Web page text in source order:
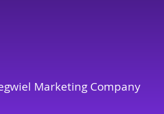
Marketing Company